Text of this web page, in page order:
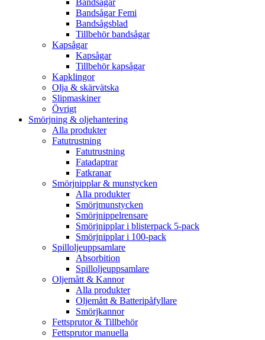
Bandsågar
Bandsågar Femi
Bandsågsblad
Tillbehör bandsågar
Kapsågar
Kapsågar
Tillbehör kapsågar
Kapklingor
Olja & skärvätska
Slipmaskiner
Övrigt
Smörjning & oljehantering
Alla produkter
Fatutrustning
Fatutrustning
Fatadaptrar
Fatkranar
Smörjnipplar & munstycken
Alla produkter
Smörjmunstycken
Smörjnippelrensare
Smörjnipplar i blisterpack 5-pack
Smörjnipplar i 100-pack
Spilloljeuppsamlare
Absorbition
Spilloljeuppsamlare
Oljemått & Kannor
Alla produkter
Oljemått & Batteripåfyllare
Smörjkannor
Fettsprutor & Tillbehör
Fettsprutor manuella